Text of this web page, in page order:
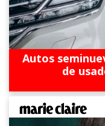
Autos
de